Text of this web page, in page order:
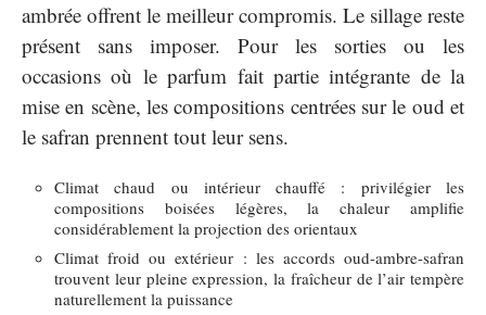
ambrée offrent le meilleur compromis. Le sillage reste
présent sans imposer. Pour les sorties ou les
occasions où le parfum fait partie intégrante de la
mise en scène, les compositions centrées sur le oud et
le safran prennent tout leur sens.
Climat chaud ou intérieur chauffé : privilégier les
compositions boisées légères, la chaleur amplifie
considérablement la projection des orientaux
Climat froid ou extérieur : les accords oud-ambre-safran
trouvent leur pleine expression, la fraîcheur de l’air tempère
naturellement la puissance